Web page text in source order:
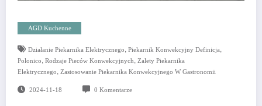
AGD Kuchenne
Działanie Piekarnika Elektrycznego, Piekarnik Konwekcyjny Definicja,
Polonico, Rodzaje Pieców Konwekcyjnych, Zalety Piekarnika
Elektrycznego, Zastosowanie Piekarnika Konwekcyjnego W Gastronomii
2024-11-18 0 Komentarze